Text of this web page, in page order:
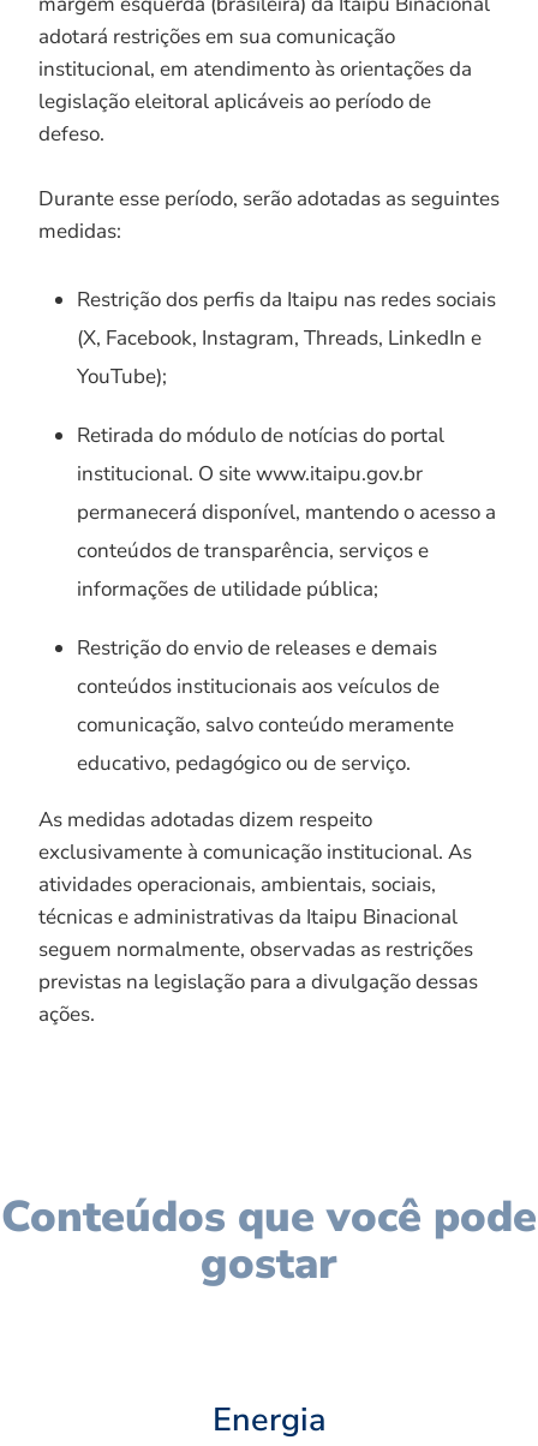
adotará restrições em sua comunicação
institucional, em atendimento às orientações da
legislação eleitoral aplicáveis ao período de
defeso.
Durante esse período, serão adotadas as seguintes
medidas:
Restrição dos perfis da Itaipu nas redes sociais
(X, Facebook, Instagram, Threads, LinkedIn e
YouTube);
Retirada do módulo de notícias do portal
institucional. O site www.itaipu.gov.br
permanecerá disponível, mantendo o acesso a
conteúdos de transparência, serviços e
informações de utilidade pública;
Restrição do envio de releases e demais
conteúdos institucionais aos veículos de
comunicação, salvo conteúdo meramente
educativo, pedagógico ou de serviço.
As medidas adotadas dizem respeito
exclusivamente à comunicação institucional. As
atividades operacionais, ambientais, sociais,
técnicas e administrativas da Itaipu Binacional
seguem normalmente, observadas as restrições
previstas na legislação para a divulgação dessas
ações.
Conteúdos que você pode
gostar
Energia